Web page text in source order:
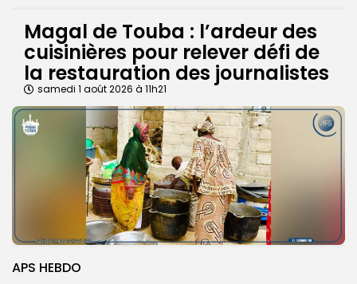
Magal de Touba : l’ardeur des
cuisinières pour relever défi de
la restauration des journalistes
samedi 1 août 2026 à 11h21
APS HEBDO